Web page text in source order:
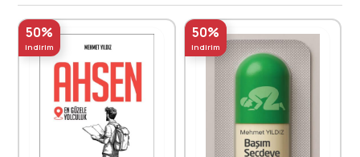
50%
indirim
50%
indirim